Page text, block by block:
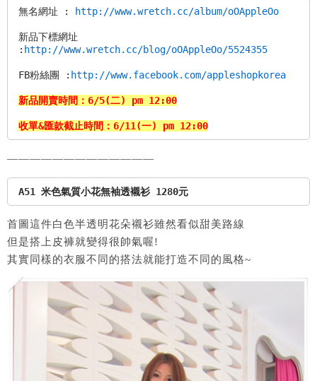
無名網址 : http://www.wretch.cc/album/oOAppleOo
新品下標網址
: http://www.wretch.cc/blog/oOAppleOo/5524355
FB粉絲團 : http://www.facebook.com/appleshopkorea
新品開賣時間：6/5(二) pm 12:00
收單&匯款截止時間：6/11(一) pm 12:00
—————————————
A51 米色氣質小花無袖透襯衫 1280元
首圖這件白色半透明花朵襯衫雖然看似甜美路線
但是搭上皮褲就變得很帥氣喔!
其實同樣的衣服不同的搭法就能打造不同的風格~